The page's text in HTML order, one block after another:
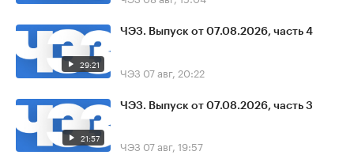
29:21
ЧЭЗ. Выпуск от 07.08.2026, часть 4
ЧЭЗ 07 авг, 20:22
21:57
ЧЭЗ. Выпуск от 07.08.2026, часть 3
ЧЭЗ 07 авг, 19:57